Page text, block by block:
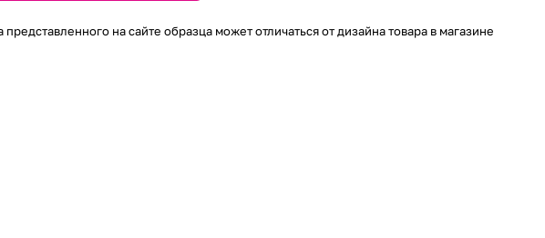
на сайте образца может отличаться от дизайна товара в магазине